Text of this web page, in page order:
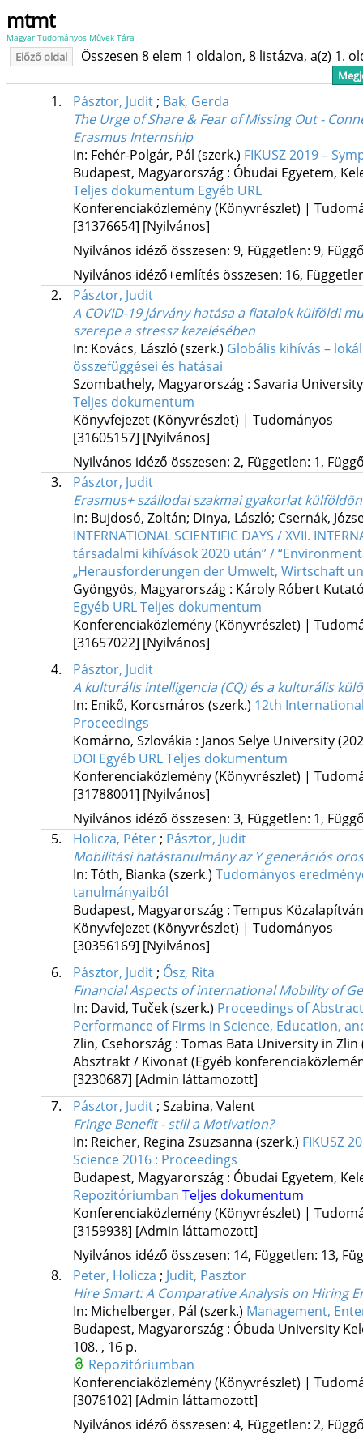
mtmt
Magyar Tudományos Művek Tára
Előző oldal Összesen 8 elem 1 oldalon, 8 listázva, a(z) 1.
1. Pásztor, Judit; Bak, Gerda
The Urge of Share & Fear of Missing Out -
Erasmus Internship
In: Fehér-Polgár, Pál (szerk.) FIKUSZ 2019 –
Budapest, Magyarország : Óbudai Egyetem,
Teljes dokumentum Egyéb URL
Konferenciaközlemény (Könyvrészlet) |
[31376654] [Nyilvános]
Nyilvános idéző összesen: 9, Független: 9,
Nyilvános idéző+említés összesen: 16,
2.
Pásztor, Judit
A COVID-19 járvány hatása a fiatalok külföldi
szerepe a stressz kezelésében
In: Kovács, László (szerk.) Globális kihívás –
összefüggései és hatásai
Szombathely, Magyarország : Savaria
Teljes dokumentum
Könyvfejezet (Könyvrészlet) | Tudományos
[31605157] [Nyilvános]
Nyilvános idéző összesen: 2, Független: 1,
3.
Pásztor, Judit
Erasmus+ szállodai szakmai gyakorlat
In: Bujdosó, Zoltán; Dinya, László; Csernák,
INTERNATIONAL SCIENTIFIC DAYS / XVII.
társadalmi kihívások 2020 után” /
„Herausforderungen der Umwelt, Wirtschaft
Gyöngyös, Magyarország : Károly Róbert
Egyéb URLTeljes dokumentum
Konferenciaközlemény (Könyvrészlet) |
[31657022] [Nyilvános]
4.
Pásztor, Judit
A kulturális intelligencia (CQ) és a kulturális
In: Enikő, Korcsmáros (szerk.) 12th
Proceedings
Komárno, Szlovákia : Janos Selye University
DOI Egyéb URLTeljes dokumentum
Konferenciaközlemény (Könyvrészlet) |
[31788001] [Nyilvános]
Nyilvános idéző összesen: 3, Független: 1,
5.
Holicza, Péter; Pásztor, Judit
Mobilitási hatástanulmány az Y generációs
In: Tóth, Bianka (szerk.) Tudományos
tanulmányaiból
Budapest, Magyarország : Tempus
Könyvfejezet (Könyvrészlet) | Tudományos
[30356169] [Nyilvános]
6.
Pásztor, Judit; Ősz, Rita
Financial Aspects of international Mobility of
In: David, Tuček (szerk.) Proceedings of
Performance of Firms in Science, Education,
Zlin, Csehország : Tomas Bata University in Zlin
Absztrakt / Kivonat (Egyéb
[3230687] [Admin láttamozott]
7.
Pásztor, Judit; Szabina, Valent
Fringe Benefit - still a Motivation?
In: Reicher, Regina Zsuzsanna (szerk.) FIKUSZ
Science 2016 : Proceedings
Budapest, Magyarország : Óbudai Egyetem,
Repozitóriumban Teljes dokumentum
Konferenciaközlemény (Könyvrészlet) |
[3159938] [Admin láttamozott]
Nyilvános idéző összesen: 14, Független: 13,
8.
Peter, Holicza ; Judit, Pasztor
Hire Smart: A Comparative Analysis on Hiring
In: Michelberger, Pál (szerk.) Management,
Budapest, Magyarország : Óbuda University
108. , 16 p.
Repozitóriumban
Konferenciaközlemény (Könyvrészlet) |
[3076102] [Admin láttamozott]
Nyilvános idéző összesen: 4, Független: 2,